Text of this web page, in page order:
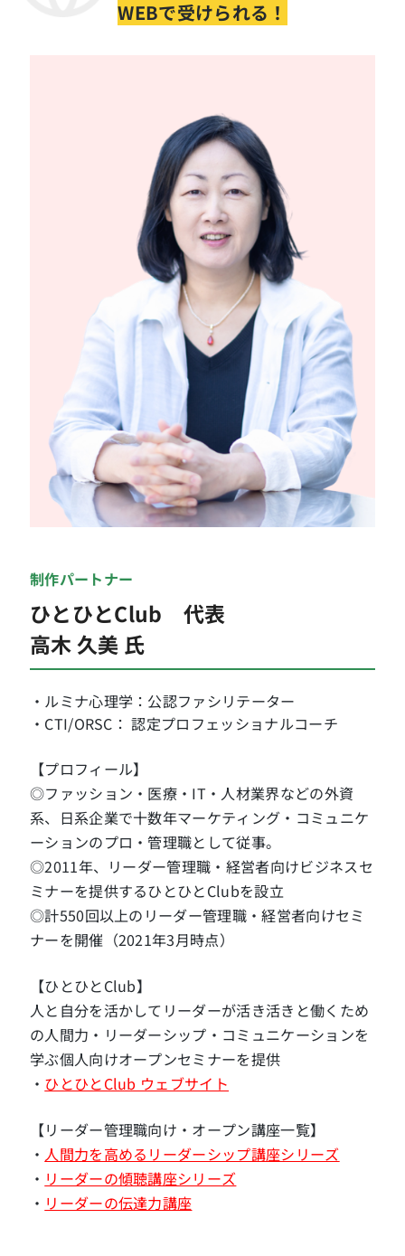
WEBで受けられる！
制作パートナー
ひとひとClub 代表
高木 久美 氏
・ルミナ心理学：公認ファシリテーター
・CTI/ORSC： 認定プロフェッショナルコーチ
【プロフィール】
◎ファッション・医療・IT・人材業界などの外資
系、日系企業で十数年マーケティング・コミュニケ
ーションのプロ・管理職として従事。
◎2011年、リーダー管理職・経営者向けビジネスセ
ミナーを提供するひとひとClubを設立
◎計550回以上のリーダー管理職・経営者向けセミ
ナーを開催（2021年3月時点）
【ひとひとClub】
人と自分を活かしてリーダーが活き活きと働くため
の人間力・リーダーシップ・コミュニケーションを
学ぶ個人向けオープンセミナーを提供
・ ひとひとClub ウェブサイト
【リーダー管理職向け・オープン講座一覧】
・ 人間力を高めるリーダーシップ講座シリーズ
・ リーダーの傾聴講座シリーズ
・ リーダーの伝達力講座